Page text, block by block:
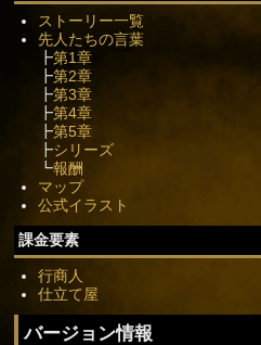
ストーリー一覧
先人たちの言葉
┣第1章
┣第2章
┣第3章
┣第4章
┣第5章
┣シリーズ
┗報酬
マップ
公式イラスト
課金要素
行商人
仕立て屋
バージョン情報